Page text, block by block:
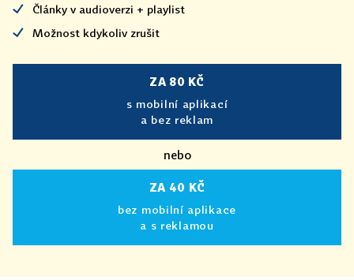
Články v audioverzi + playlist
Možnost kdykoliv zrušit
ZA 80 KČ
s mobilní aplikací
a bez reklam
nebo
ZA 40 KČ
bez mobilní aplikace
a s reklamou